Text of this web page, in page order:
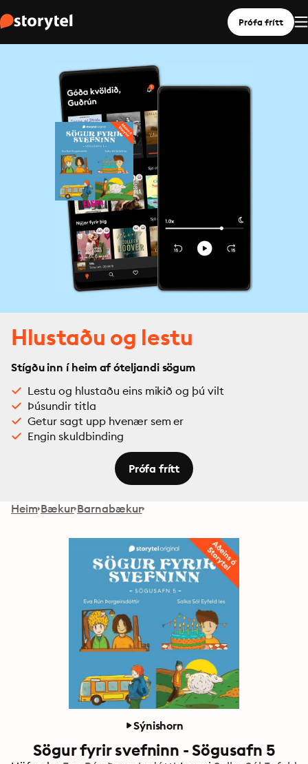
Prófa frítt
Hlustaðu og lestu
Stígðu inn í heim af óteljandi sögum
Lestu og hlustaðu eins mikið og þú vilt
Þúsundir titla
Getur sagt upp hvenær sem er
Engin skuldbinding
Prófa frítt
Heim Bækur Barnabækur
Sýnishorn
Sögur fyrir svefninn - Sögusafn 5